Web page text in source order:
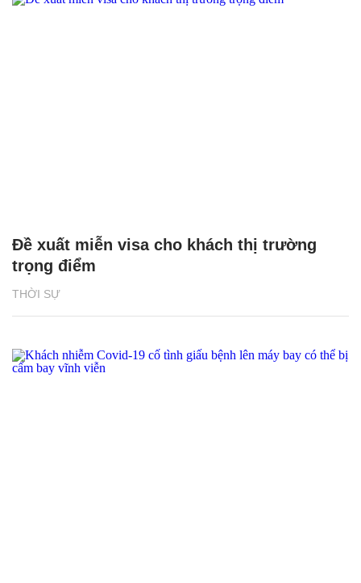
THỜI SỰ
Đề xuất miễn visa cho khách thị trường
trọng điểm